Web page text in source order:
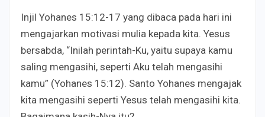
Injil Yohanes 15:12-17 yang dibaca pada hari ini
mengajarkan motivasi mulia kepada kita. Yesus
bersabda, “Inilah perintah-Ku, yaitu supaya kamu
saling mengasihi, seperti Aku telah mengasihi
kamu” (Yohanes 15:12). Santo Yohanes mengajak
kita mengasihi seperti Yesus telah mengasihi kita.